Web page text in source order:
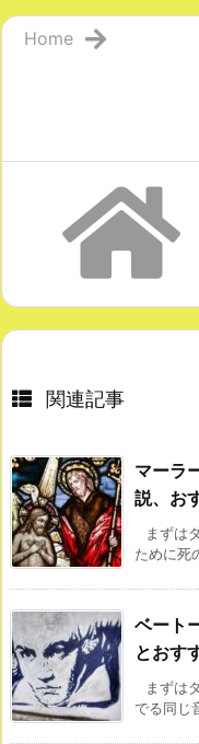
Home
関連記事
マーラ
説、お
まずは
ために死
ベート
とおす
まずは
でる同じ